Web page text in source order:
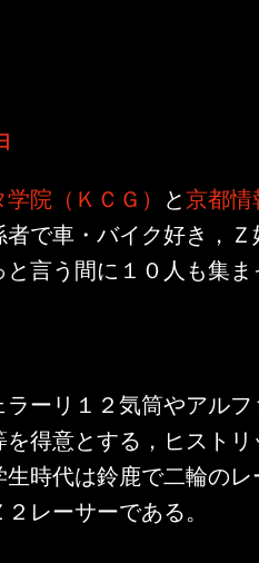
院（ＫＣＧ） と京都
者で車・バイク好き，
言う間に１０人も集
ーリ１２気筒やアル
得意とする，ヒスト
時代は鈴鹿で二輪の
レーサーである。